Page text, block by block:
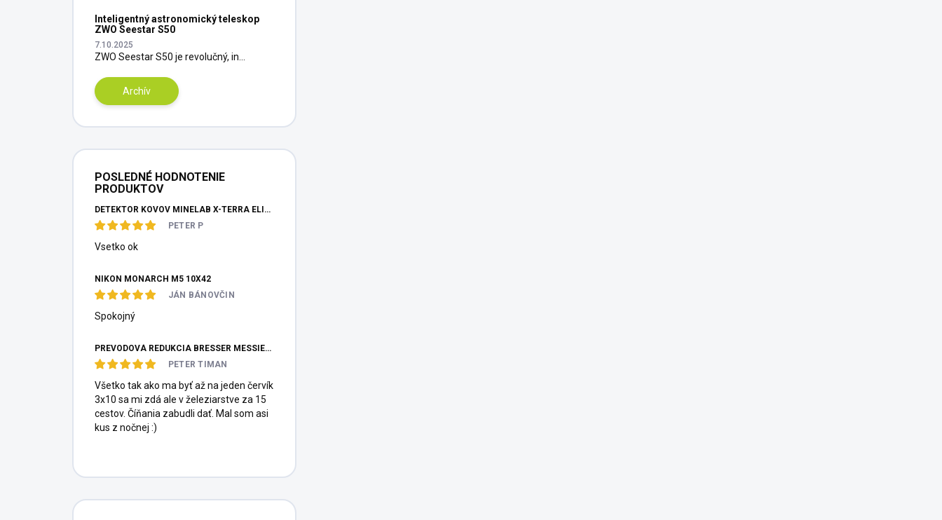
Inteligentný astronomický teleskop
ZWO Seestar S50
7.10.2025
ZWO Seestar S50 je revolučný, in...
Archív
POSLEDNÉ HODNOTENIE
PRODUKTOV
DETEKTOR KOVOV MINELAB X-TERRA ELITE PINPOITER SET
PETER P
Vsetko ok
NIKON MONARCH M5 10X42
JÁN BÁNOVČIN
Spokojný
PREVODOVÁ REDUKCIA BRESSER MESSIER HEXAFOC 1:10
PETER TIMAN
Všetko tak ako ma byť až na jeden červík
3x10 sa mi zdá ale v železiarstve za 15
cestov. Číňania zabudli dať. Mal som asi
kus z nočnej :)